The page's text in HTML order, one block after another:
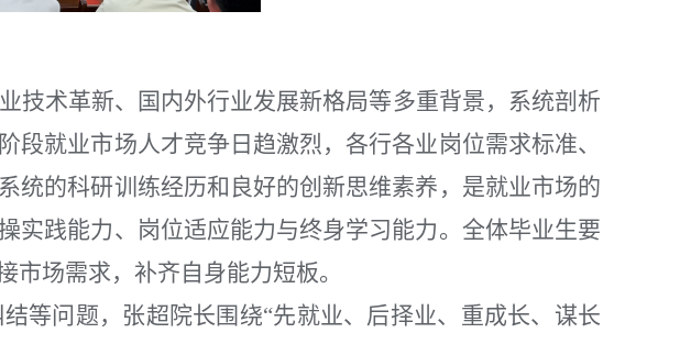
技术革新、国内外行业发展新格局等多重背景，系统剖析
就业市场人才竞争日趋激烈，各行各业岗位需求标准、
统的科研训练经历和良好的创新思维素养，是就业市场的
实践能力、岗位适应能力与终身学习能力。全体毕业生要
市场需求，补齐自身能力短板。
等问题，张超院长围绕“先就业、后择业、重成长、谋长